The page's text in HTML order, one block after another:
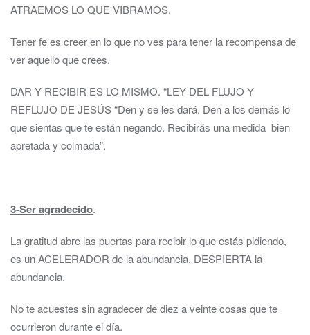
ATRAEMOS LO QUE VIBRAMOS.
Tener fe es creer en lo que no ves para tener la recompensa de
ver aquello que crees.
DAR Y RECIBIR ES LO MISMO. “LEY DEL FLUJO Y
REFLUJO DE JESÚS “Den y se les dará. Den a los demás lo
que sientas que te están negando. Recibirás una medida bien
apretada y colmada”.
3-Ser agradecido.
La gratitud abre las puertas para recibir lo que estás pidiendo,
es un ACELERADOR de la abundancia, DESPIERTA la
abundancia.
No te acuestes sin agradecer dediez a veintecosas que te
ocurrieron durante el día.